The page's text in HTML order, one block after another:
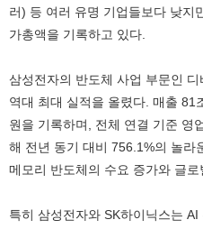
러) 등 여러 유명 기업들보다 낮지
가총액을 기록하고 있다.
삼성전자의 반도체 사업 부문인
역대 최대 실적을 올렸다. 매출 81
원을 기록하며, 전체 연결 기준 영
해 전년 동기 대비 756.1%의 놀라
메모리 반도체의 수요 증가와 글
특히 삼성전자와 SK하이닉스는